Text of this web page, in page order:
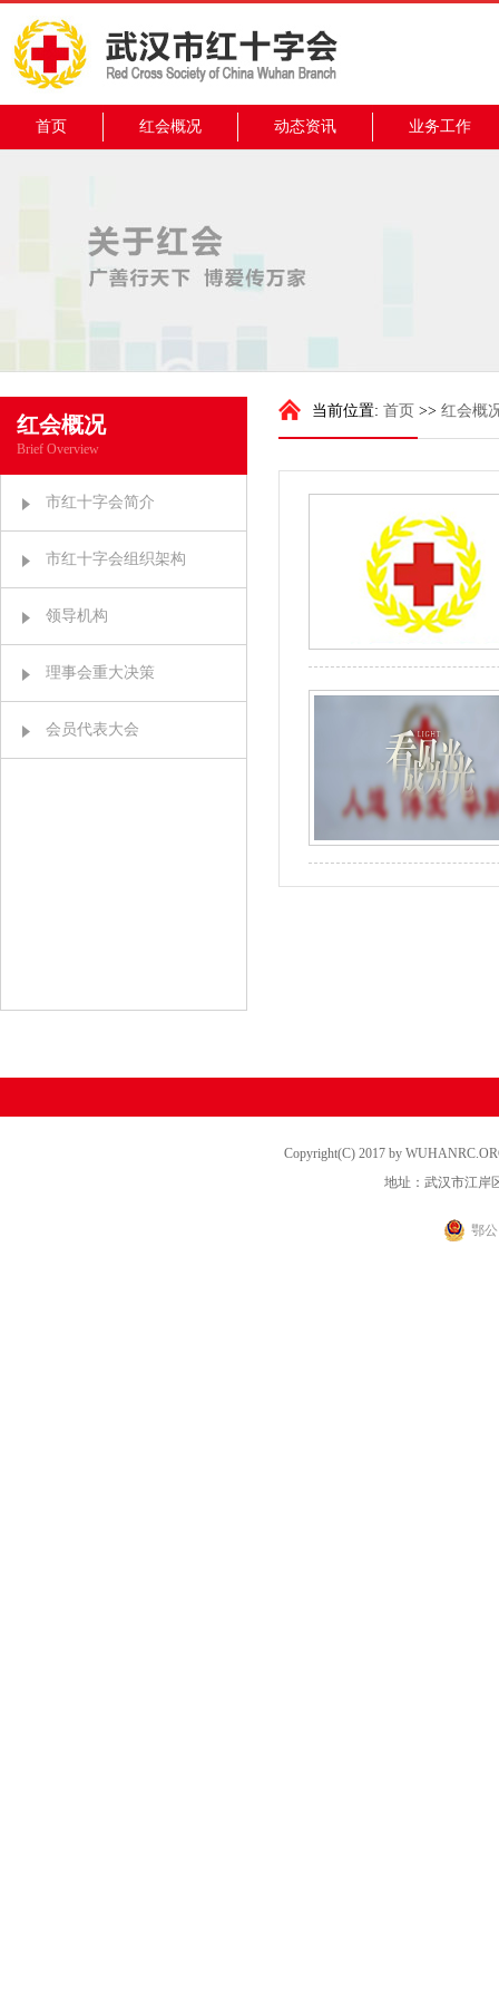
首页 红会概况 动态资讯 业务工作
红会概况
Brief Overview
市红十字会简介
市红十字会组织架构
领导机构
理事会重大决策
会员代表大会
当前位置: 首页 >> 红会概
Copyright(C) 2017 by
地址：武汉市江岸
鄂公